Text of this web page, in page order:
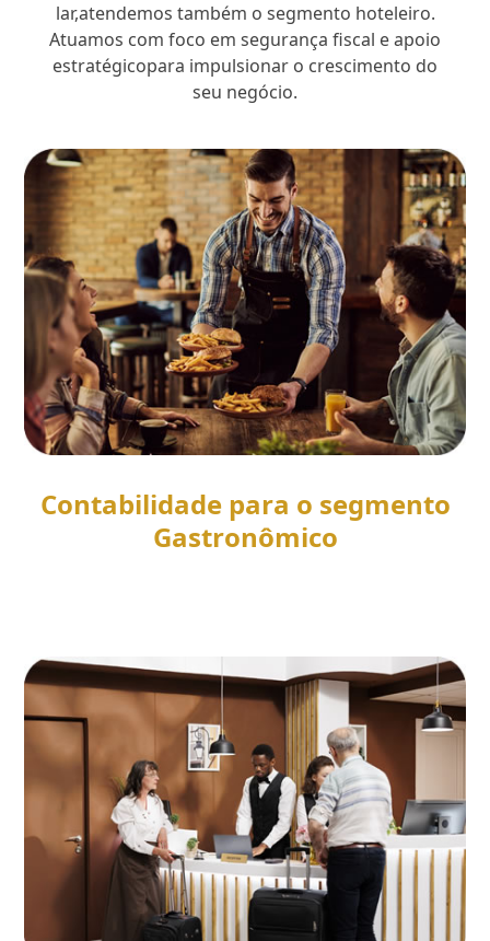
lar,atendemos também o segmento hoteleiro.
Atuamos com foco em segurança fiscal e apoio
estratégicopara impulsionar o crescimento do
seu negócio.
Contabilidade para o segmento
Gastronômico